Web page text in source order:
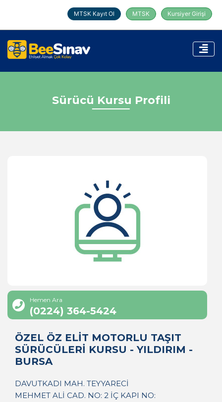
MTSK Kayıt Ol MTSK Kursiyer Girişi
Sürücü Kursu Profili
Hemen Ara
(0224) 364-5424
ÖZEL ÖZ ELİT MOTORLU TAŞIT
SÜRÜCÜLERİ KURSU - YILDIRIM -
BURSA
DAVUTKADI MAH. TEYYARECİ
MEHMET ALİ CAD. NO: 2 İÇ KAPI NO: